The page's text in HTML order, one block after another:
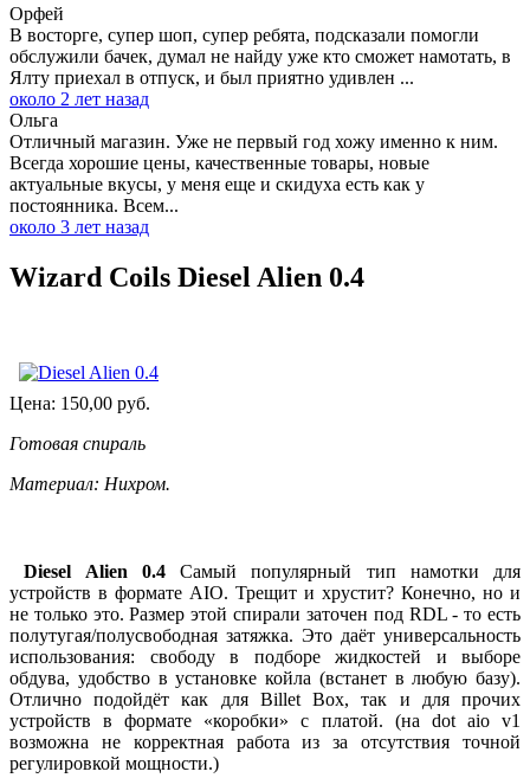
Орфей
В восторге, супер шоп, супер ребята, подсказали помогли
обслужили бачек, думал не найду уже кто сможет намотать, в
Ялту приехал в отпуск, и был приятно удивлен ...
около 2 лет назад
Ольга
Отличный магазин. Уже не первый год хожу именно к ним.
Всегда хорошие цены, качественные товары, новые
актуальные вкусы, у меня еще и скидуха есть как у
постоянника. Всем...
около 3 лет назад
Wizard Coils Diesel Alien 0.4
Цена: 150,00 руб.
Готовая спираль
Материал: Нихром.
Diesel Alien 0.4Самый популярный тип намотки для
устройств в формате AIO. Трещит и хрустит? Конечно, но и
не только это. Размер этой спирали заточен под RDL - то есть
полутугая/полусвободная затяжка. Это даёт универсальность
использования: свободу в подборе жидкостей и выборе
обдува, удобство в установке койла (встанет в любую базу).
Отлично подойдёт как для Billet Box, так и для прочих
устройств в формате «коробки» с платой. (на dot aio v1
возможна не корректная работа из за отсутствия точной
регулировкой мощности.)